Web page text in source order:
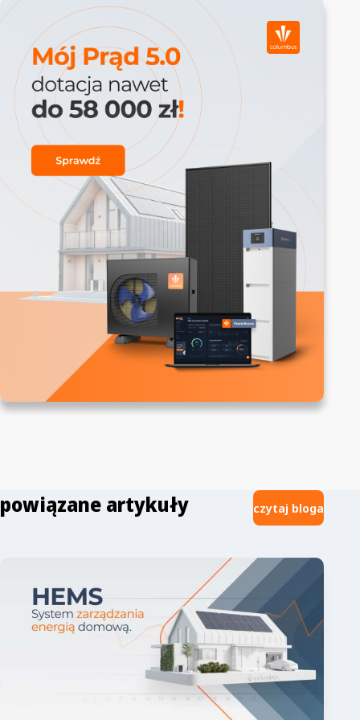
nie przekraczała rocznego zużycia.
powiązane artykuły czytaj bloga